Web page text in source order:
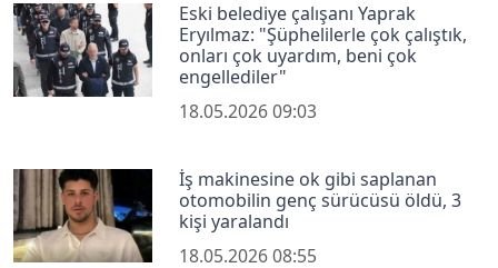
Eski belediye çalışanı Yaprak
Eryılmaz: "Şüphelilerle çok çalıştık,
onları çok uyardım, beni çok
engellediler"
18.05.2026 09:03
İş makinesine ok gibi saplanan
otomobilin genç sürücüsü öldü, 3
kişi yaralandı
18.05.2026 08:55